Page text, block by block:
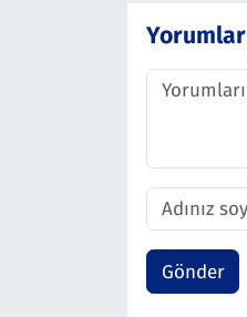
Yorumlar
Gönder